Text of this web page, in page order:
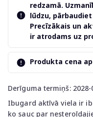
Derīguma termiņš: 2028-
Ibugard aktīvā viela ir
ko sauc par
redzamā.
lūdzu,
Precīzākais un
ir atrodams uz
Produkta cena